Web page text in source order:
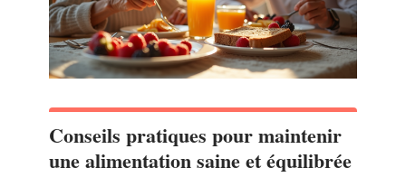
Conseils pratiques pour maintenir
une alimentation saine et équilibrée